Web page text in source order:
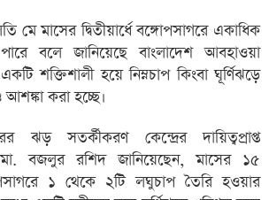
মে মাসের দ্বিতীয়ার্ধে বঙ্গোপসাগরে একাধিক
বলে জানিয়েছে বাংলাদেশ আবহাওয়া
শক্তিশালী হয়ে নিম্নচাপ কিংবা ঘূর্ণিঝড়ে
করা হচ্ছে।
ঝড় সতর্কীকরণ কেন্দ্রের দায়িত্বপ্রাপ্ত
বজলুর রশিদ জানিয়েছেন, মাসের ১৫
১ থেকে ২টি লঘুচাপ তৈরি হওয়ার